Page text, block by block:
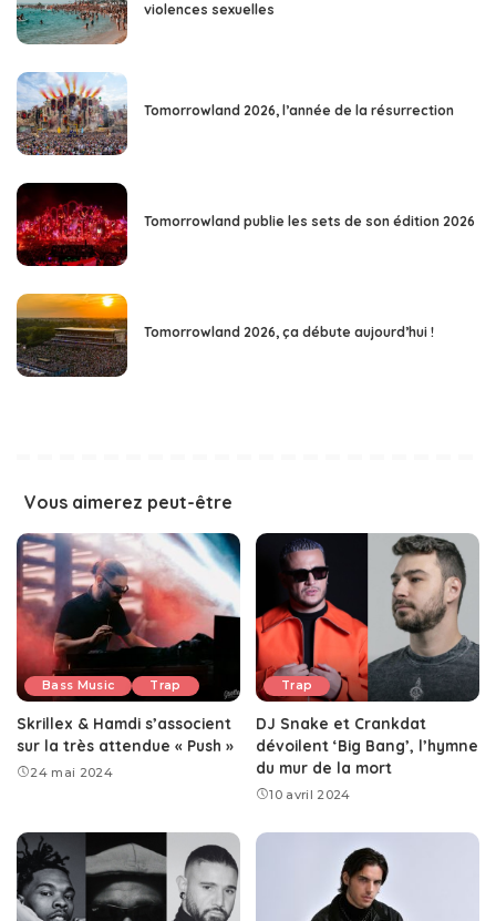
violences sexuelles
Tomorrowland 2026, l’année de la résurrection
Tomorrowland publie les sets de son édition 2026
Tomorrowland 2026, ça débute aujourd’hui !
Vous aimerez peut-être
Bass Music Trap
Skrillex & Hamdi s’associent
sur la très attendue « Push »
24 mai 2024
Trap
DJ Snake et Crankdat
dévoilent ‘Big Bang’, l’hymne
du mur de la mort
10 avril 2024